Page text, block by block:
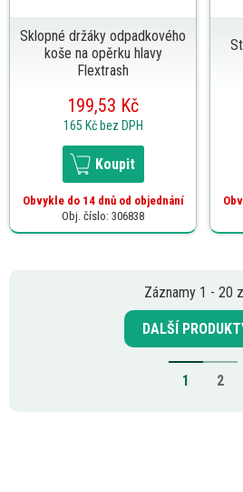
Sklopné držáky odpadkového
koše na opěrku hlavy
Flextrash
199,53 Kč
165 Kč bez DPH
Koupit
Obvykle do 14 dnů od objednání
Obj. číslo: 306838
Záznamy 1 - 20
DALŠÍ
1 2